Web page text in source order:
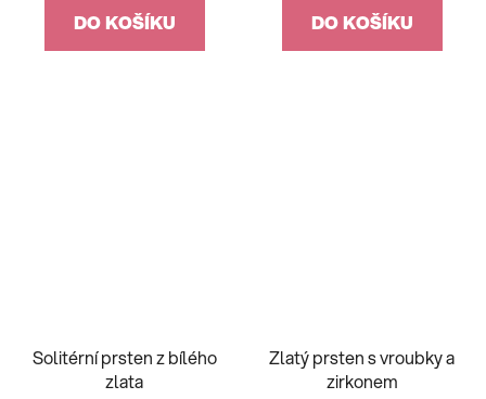
DO KOŠÍKU DO KOŠÍKU
Solitérní prsten z bílého
zlata
Zlatý prsten s vroubky a
zirkonem